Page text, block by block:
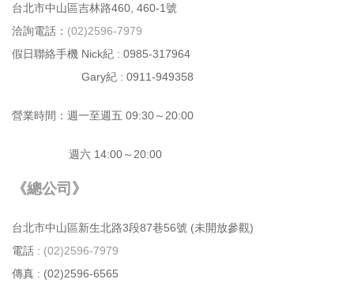
台北市中⼭區吉林路460, 460-1號
洽詢電話： (02)2596-7979
假日聯絡手機 Nick紀 : 0985-317964
Gary紀 : 0911-949358
營業時間：週⼀⾄週五 09:30～20:00
週六 14:00～20:00
《總公司》
台北市中⼭區新⽣北路3段87巷56號 (未開放參觀)
電話 : (02)2596-7979
傳真 : (02)2596-6565